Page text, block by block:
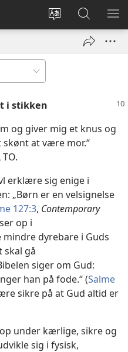
Vælg
Log
på
vindue)
Søg
på
JW.ORG
VIS
i stikken
og giver mig et knus og
at være mor.“
erklære sig enige i
„Børn er en velsignelse
127:3, Contemporary
op i
dyrebare i Guds
skal gå
siger om Gud:
han på fode.“ (Salme
sikre på at Gud altid er
under kærlige, sikre og
sig i fysisk,